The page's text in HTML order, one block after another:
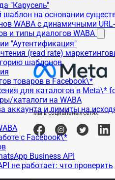
"Карусель"
шаблон на основании
WABA с динамичными
и типы диалогов WABA
"Аутентификация"
(read rate)
шаблонов
товаров в Facebook\*
для каталогов в Meta\*
каталоги на WABA
аккаунта и лимиты на
с Facebook\*
Business API
не работает: что проверить